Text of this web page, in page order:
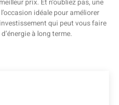
idéale pour améliorer
qui peut vous faire
à long terme.